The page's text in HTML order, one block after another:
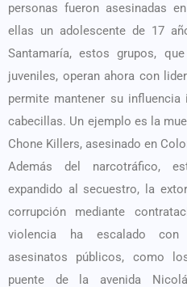
personas fueron asesinadas
ellas un adolescente de 17
Santamaría, estos grupos,
juveniles, operan ahora con
permite mantener su
cabecillas. Un ejemplo es la
Chone Killers, asesinado en
Además del narcotráfico,
expandido al secuestro, la
corrupción mediante
violencia ha escalado con
asesinatos públicos, como
puente de la avenida